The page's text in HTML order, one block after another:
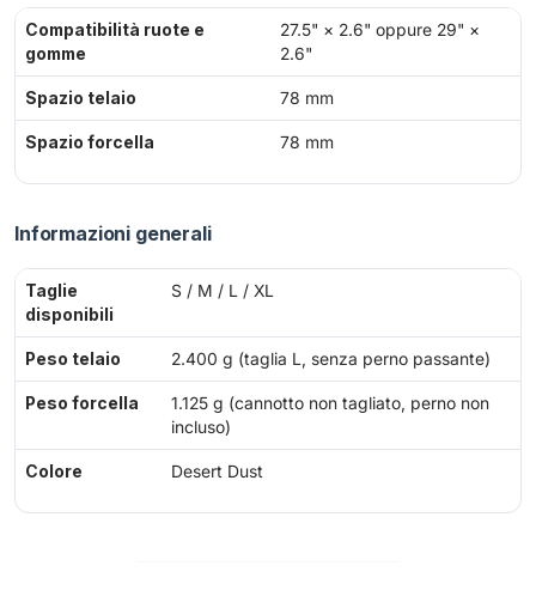
Compatibilità ruote e
gomme
27.5" × 2.6" oppure 29" ×
2.6"
Spazio telaio 78 mm
Spazio forcella 78 mm
Informazioni generali
Taglie
disponibili
S / M / L / XL
Peso telaio 2.400 g (taglia L, senza perno passante)
Peso forcella
1.125 g (cannotto non tagliato, perno non
incluso)
Colore Desert Dust